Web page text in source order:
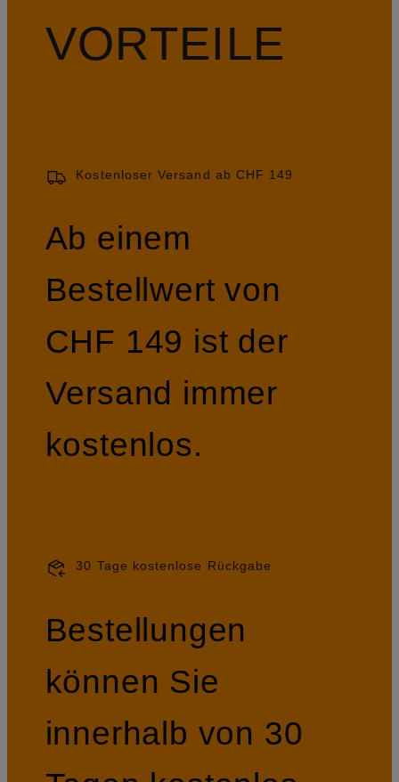
VORTEILE
Kostenloser Versand ab CHF 149
Ab einem
Bestellwert von
CHF 149 ist der
Versand immer
kostenlos.
30 Tage kostenlose Rückgabe
Bestellungen
können Sie
innerhalb von 30